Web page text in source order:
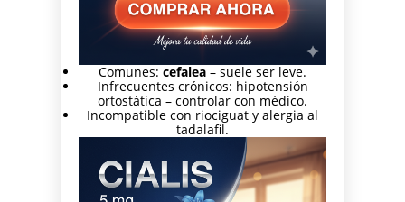
Comunes: cefalea – suele ser leve.
Infrecuentes crónicos: hipotensión
ortostática – controlar con médico.
Incompatible con riociguat y alergia al
tadalafil.